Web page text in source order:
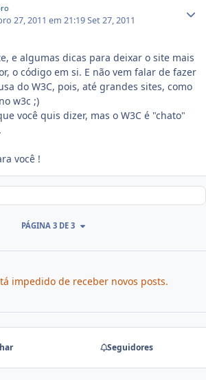
27, 2011 em 21:19Set 27, 2011
e algumas dicas para deixar o site mais
o código em si. E não vem falar de fazer
do W3C, pois, até grandes sites, como
w3c ;)
você quis dizer, mas o W3C é "chato"
você !
PÁGINA 3 DE 3
impedido de receber novos posts.
Seguidores